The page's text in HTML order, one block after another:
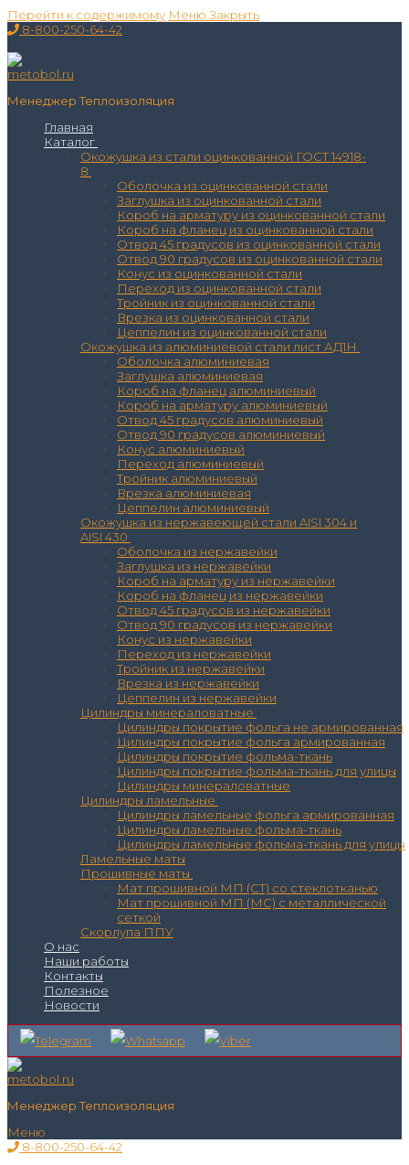
Перейти к содержимому Меню Закрыть
8-800-250-64-42
Менеджер Теплоизоляция
Главная
Каталог
Окожушка из стали оцинкованной ГОСТ 14918-
8
Оболочка из оцинкованной стали
Заглушка из оцинкованной стали
Короб на арматуру из оцинкованной стали
Короб на фланец из оцинкованной стали
Отвод 45 градусов из оцинкованной стали
Отвод 90 градусов из оцинкованной стали
Конус из оцинкованной стали
Переход из оцинкованной стали
Тройник из оцинкованной стали
Врезка из оцинкованной стали
Цеппелин из оцинкованной стали
Окожушка из алюминиевой стали лист АД1Н
Оболочка алюминиевая
Заглушка алюминиевая
Короб на фланец алюминиевый
Короб на арматуру алюминиевый
Отвод 45 градусов алюминиевый
Отвод 90 градусов алюминиевый
Конус алюминиевый
Переход алюминиевый
Тройник алюминиевый
Врезка алюминиевая
Цеппелин алюминиевый
Окожушка из нержавеющей стали AISI 304 и
AISI 430
Оболочка из нержавейки
Заглушка из нержавейки
Короб на арматуру из нержавейки
Короб на фланец из нержавейки
Отвод 45 градусов из нержавейки
Отвод 90 градусов из нержавейки
Конус из нержавейки
Переход из нержавейки
Тройник из нержавейки
Врезка из нержавейки
Цеппелин из нержавейки
Цилиндры минераловатные
Цилиндры покрытие фольга не армированная
Цилиндры покрытие фольга армированная
Цилиндры покрытие фольма-ткань
Цилиндры покрытие фольма-ткань для улицы
Цилиндры минераловатные
Цилиндры ламельные
Цилиндры ламельные фольга армированная
Цилиндры ламельные фольма-ткань
Цилиндры ламельные фольма-ткань для улицы
Ламельные маты
Прошивные маты
Мат прошивной МП (СТ) со стеклотканью
Мат прошивной МП (МС) с металлической
сеткой
Скорлупа ППУ
О нас
Наши работы
Контакты
Полезное
Новости
Менеджер Теплоизоляция
Меню
8-800-250-64-42